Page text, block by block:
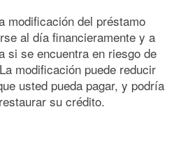
modificación del préstamo
al día financieramente y a
si se encuentra en riesgo de
modificación puede reducir
usted pueda pagar, y podría
su crédito.